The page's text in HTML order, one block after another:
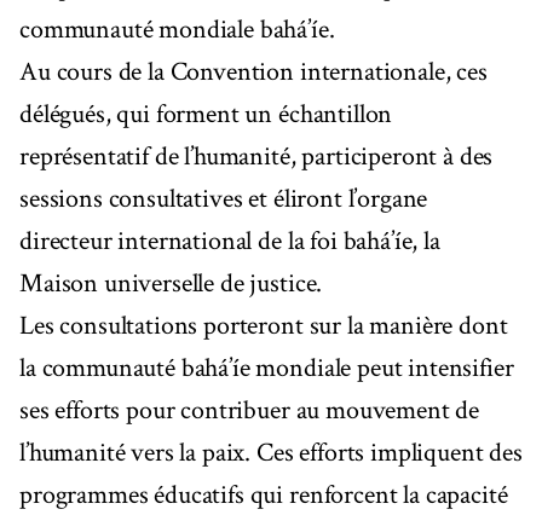
communauté mondiale bahá’íe.
Au cours de la Convention internationale, ces
délégués, qui forment un échantillon
représentatif de l’humanité, participeront à des
sessions consultatives et éliront l’organe
directeur international de la foi bahá’íe, la
Maison universelle de justice.
Les consultations porteront sur la manière dont
la communauté bahá’íe mondiale peut intensifier
ses efforts pour contribuer au mouvement de
l’humanité vers la paix. Ces efforts impliquent des
programmes éducatifs qui renforcent la capacité